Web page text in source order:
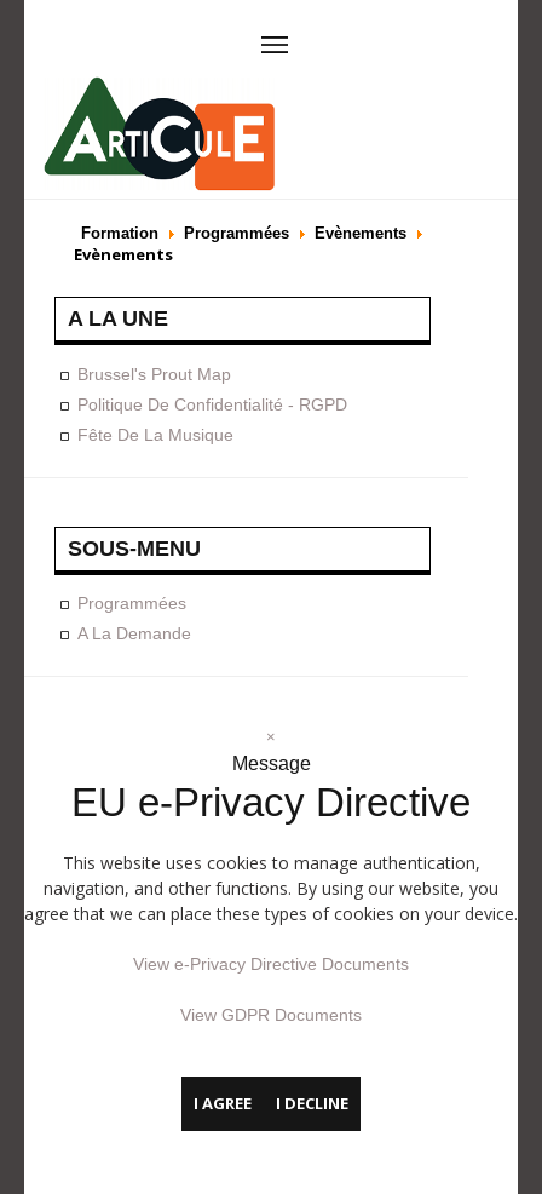
ARTICULE ASBL
Présentation
EVÈNEMENTS
ACTIONS
Design For Everyone
Publications
FORMATION
ON AIME
CONTACT
Formation Programmées Evènements
Evènements
A LA UNE
Brussel's Prout Map
Politique De Confidentialité - RGPD
Fête De La Musique
SOUS-MENU
Programmées
A La Demande
×
Message
EU e-Privacy Directive
This website uses cookies to manage authentication,
navigation, and other functions. By using our website, you
agree that we can place these types of cookies on your device.
View e-Privacy Directive Documents
View GDPR Documents
I AGREE I DECLINE